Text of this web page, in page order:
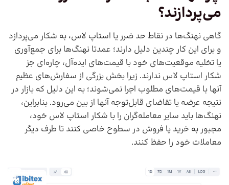
می‌پردازند؟
گاهی نهنگ‌ها در نقاط حد ضرر یا استاپ لاس، به شکار می‌پردازد
و برای این کار چندین دلیل دارند؛ عمدتا نهنگ‌ها برای جمع‌آوری
یا تخلیه موقعیت‌های خود با قیمت‌های ایده‌آل، چاره‌ای جز
شکار استاپ لاس ندارند. زیرا بخش بزرگی از سفارش‌های عظیم
آنها با قیمت‌های مطلوب اجرا نمی‌شوند؛ به این دلیل که بازار در
نتیجه عرضه یا تقاضای قابل‌توجه آنها از بین می‌رود. بنابراین،
نهنگ‌ها باید سایر معامله‌گران را با شکار استاپ لاس خود،
مجبور به خرید یا فروش در سطوح خاصی کنند تا طرف دیگر
معاملات خود را حفظ کنند.